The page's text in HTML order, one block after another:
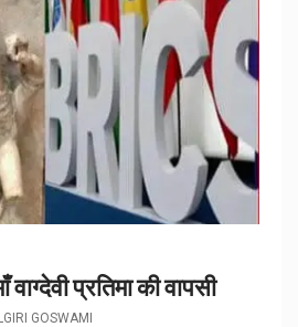
प्रतिमा की वापसी
GOSWAMI